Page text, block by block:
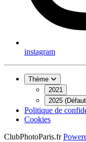
instagram
Thème
2021
2025
Politique de
Cookies
ClubPhotoParis.fr